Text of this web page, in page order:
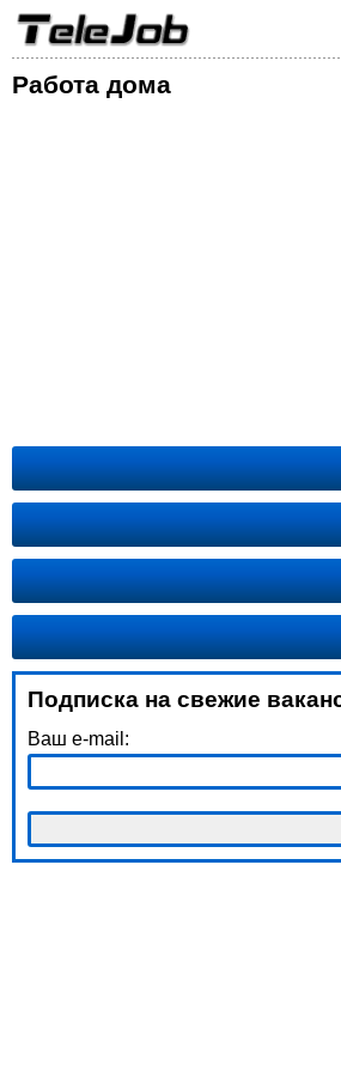
Работа дома
Подписка на свежие
Ваш e-mail: